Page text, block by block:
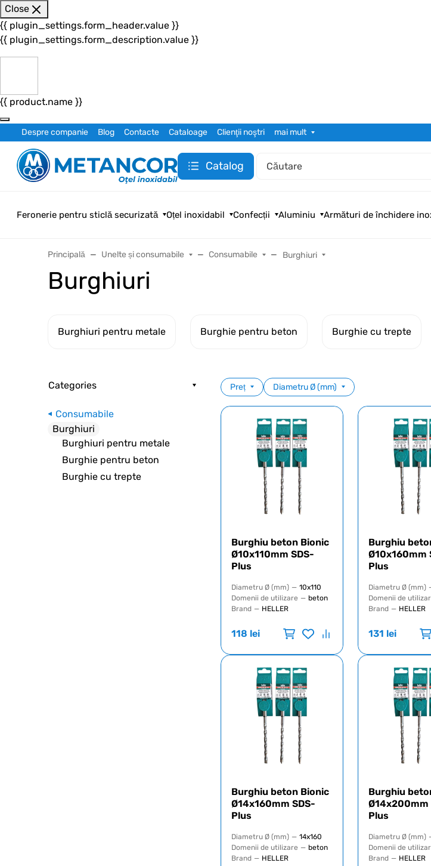
Close
{{ plugin_settings.form_header.value }}
{{ plugin_settings.form_description.value }}
{{ product.name }}
Despre companie Blog Contacte Cataloage Clienţii noştri mai mult
Catalog
Feronerie pentru sticlă securizată Oțel inoxidabil Confecții Aluminiu Armături de închidere
Principală Unelte și consumabile Consumabile Burghiuri
Burghiuri
Burghiuri pentru metale Burghie pentru beton Burghie cu trepte
Categories
Consumabile
Burghiuri
Burghiuri pentru metale
Burghie pentru beton
Burghie cu trepte
Preț Diametru Ø (mm)
Burghiu beton Bionic
Ø10x110mm SDS-
Plus
Diametru Ø (mm) — 10x110
Domenii de utilizare — beton
Brand — HELLER
118 lei
Burghiu
Ø10x160mm
Plus
Diametru Ø (mm)
Domenii de
Brand — HELLER
131 lei
Burghiu beton Bionic
Ø14x160mm SDS-
Plus
Diametru Ø (mm) — 14x160
Domenii de utilizare — beton
Brand — HELLER
Burghiu
Ø14x200mm
Plus
Diametru Ø (mm)
Domenii de
Brand — HELLER